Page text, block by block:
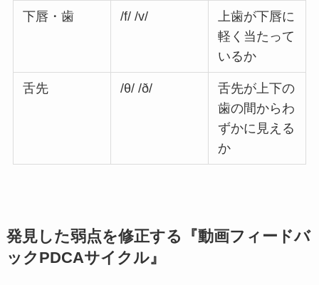
下唇・歯 /f/ /v/
上歯が下唇に
軽く当たって
いるか
舌先 /θ/ /ð/
舌先が上下の
歯の間からわ
ずかに見える
か
発見した弱点を修正する『動画フィードバ
ックPDCAサイクル』